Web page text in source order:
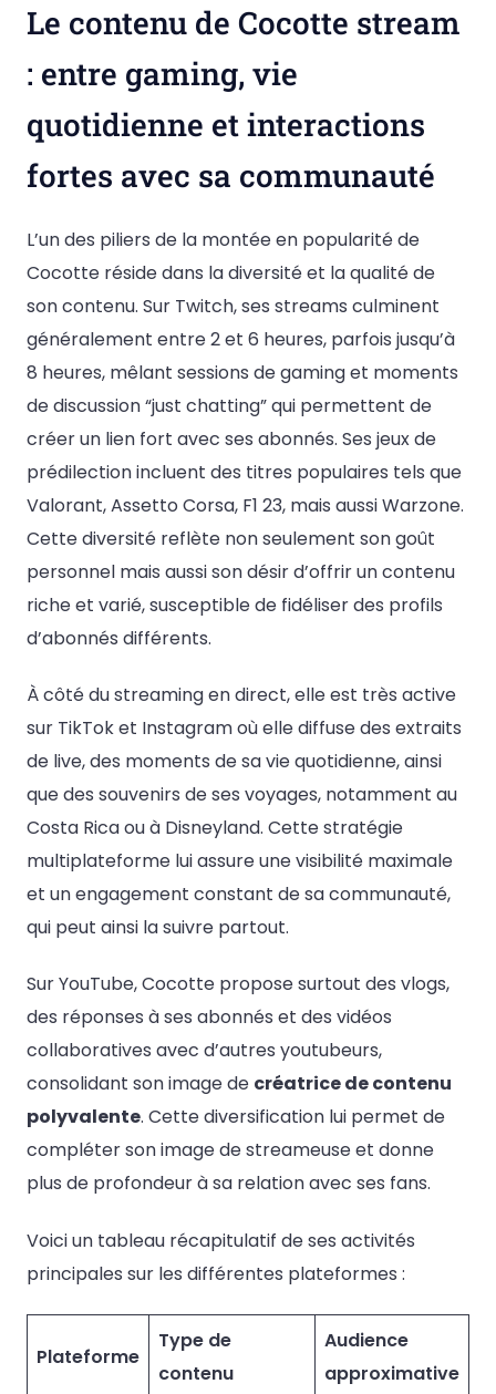
Le contenu de Cocotte stream
: entre gaming, vie
quotidienne et interactions
fortes avec sa communauté
L’un des piliers de la montée en popularité de
Cocotte réside dans la diversité et la qualité de
son contenu. Sur Twitch, ses streams culminent
généralement entre 2 et 6 heures, parfois jusqu’à
8 heures, mêlant sessions de gaming et moments
de discussion “just chatting” qui permettent de
créer un lien fort avec ses abonnés. Ses jeux de
prédilection incluent des titres populaires tels que
Valorant, Assetto Corsa, F1 23, mais aussi Warzone.
Cette diversité reflète non seulement son goût
personnel mais aussi son désir d’offrir un contenu
riche et varié, susceptible de fidéliser des profils
d’abonnés différents.
À côté du streaming en direct, elle est très active
sur TikTok et Instagram où elle diffuse des extraits
de live, des moments de sa vie quotidienne, ainsi
que des souvenirs de ses voyages, notamment au
Costa Rica ou à Disneyland. Cette stratégie
multiplateforme lui assure une visibilité maximale
et un engagement constant de sa communauté,
qui peut ainsi la suivre partout.
Sur YouTube, Cocotte propose surtout des vlogs,
des réponses à ses abonnés et des vidéos
collaboratives avec d’autres youtubeurs,
consolidant son image de créatrice de contenu
polyvalente. Cette diversification lui permet de
compléter son image de streameuse et donne
plus de profondeur à sa relation avec ses fans.
Voici un tableau récapitulatif de ses activités
principales sur les différentes plateformes :
Plateforme
Type de
contenu
Audience
approximative